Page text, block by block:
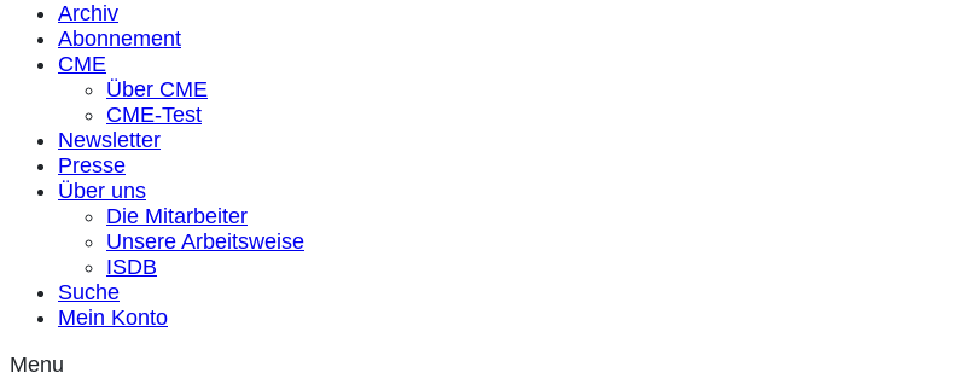
Archiv
Abonnement
CME
Über CME
CME-Test
Newsletter
Presse
Über uns
Die Mitarbeiter
Unsere Arbeitsweise
ISDB
Suche
Mein Konto
Menu